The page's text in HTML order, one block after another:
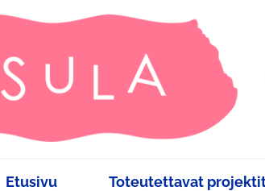
Etusivu Toteutettavat